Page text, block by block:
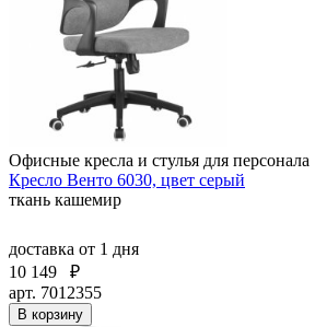
Офисные кресла и стулья для персонала
Кресло Венто 6030, цвет серый
ткань кашемир
доставка от 1 дня
10 149
₽
арт. 7012355
В корзину